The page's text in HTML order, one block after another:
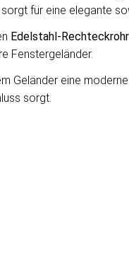
sorgt für eine elegante
Edelstahl-
Fenstergeländer.
Geländer eine
sorgt.